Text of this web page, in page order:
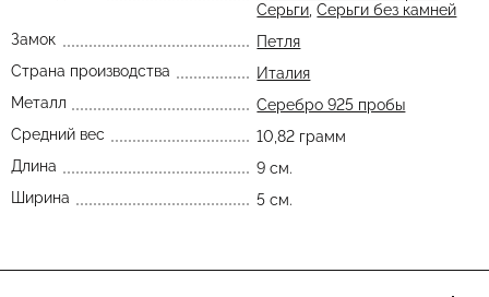
Серьги ,Серьги без камней
Замок
Петля
Страна производства
Италия
Металл
Серебро 925 пробы
Средний вес
10,82 грамм
Длина
9 см.
Ширина
5 см.